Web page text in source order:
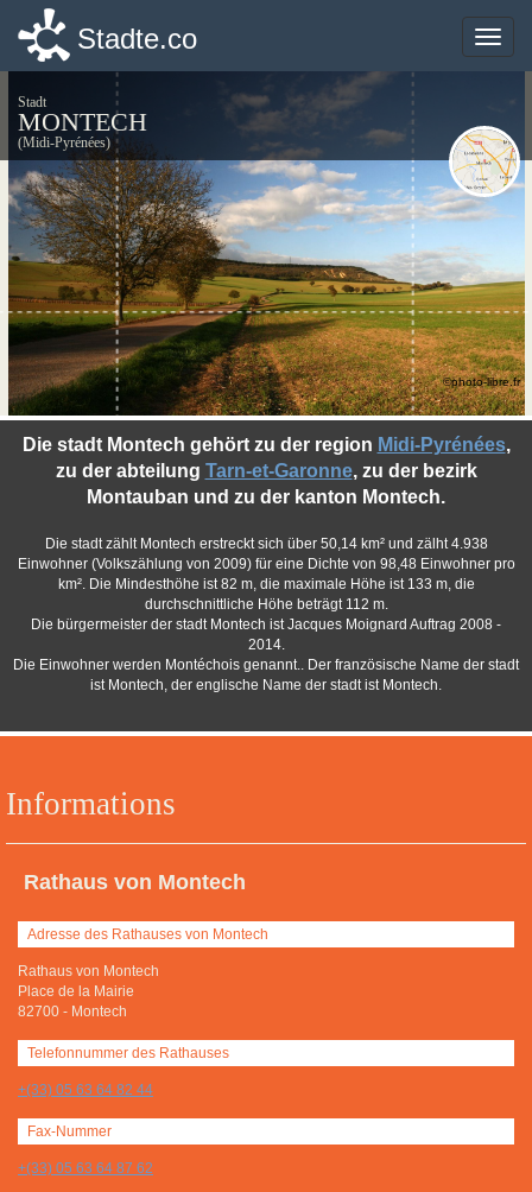
Toggle
Stadte.co
Stadt
MONTECH
(Midi-Pyrénées)
Informations
Rathaus von Montech
Adresse des Rathauses von Montech
Rathaus von Montech
Place de la Mairie
82700 - Montech
Telefonnummer des Rathauses
+(33) 05 63 64 82 44
Fax-Nummer
+(33) 05 63 64 87 62
Die stadt Montech gehört zu der region Midi-Pyrénées,
zu der abteilung Tarn-et-Garonne, zu der bezirk
Montauban und zu der kanton Montech.
Die stadt zählt Montech erstreckt sich über 50,14 km² und zälht 4.938
Einwohner (Volkszählung von 2009) für eine Dichte von 98,48 Einwohner pro
km². Die Mindesthöhe ist 82 m, die maximale Höhe ist 133 m, die
durchschnittliche Höhe beträgt 112 m.
Die bürgermeister der stadt Montech ist Jacques Moignard Auftrag 2008 -
2014.
Die Einwohner werden Montéchois genannt.. Der französische Name der stadt
ist Montech, der englische Name der stadt ist Montech.
©photo-libre.fr
Toggle
Stadte.co